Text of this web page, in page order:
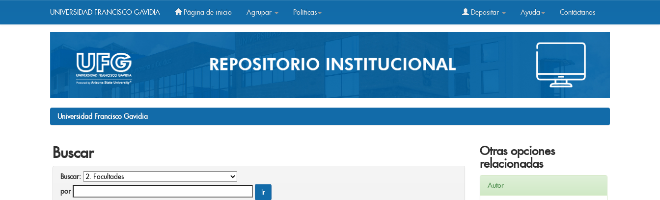
UNIVERSIDAD FRANCISCO GAVIDIA Página de inicio Agrupar Políticas Depositar Ayuda Contáctanos
Universidad Francisco Gavidia
Buscar
Buscar:
por
Otras opciones
relacionadas
Autor